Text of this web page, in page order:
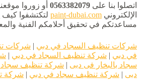
اتصلوا بنا على 0563382079 أو زوروا
الإلكتروني paint-dubai.com لتكتشفوا كيف
مساعدتكم في تحقيق أحلامكم الفنية
شركات تنظيف السجاد في دبي | شركات
في دبي | شركة تنظيف السجاد في دبي |
سجاد بالبخار فى دبى | شركة تنظيف
دبى | شركة تنظيف سجاد في دبي | شركة